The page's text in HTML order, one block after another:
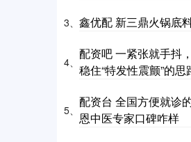
3、 鑫优配 新三鼎火锅底
4、
配资吧 一紧张就手抖
稳住“特发性震颤”的
5、
配资台 全国方便就诊
恩中医专家口碑咋样